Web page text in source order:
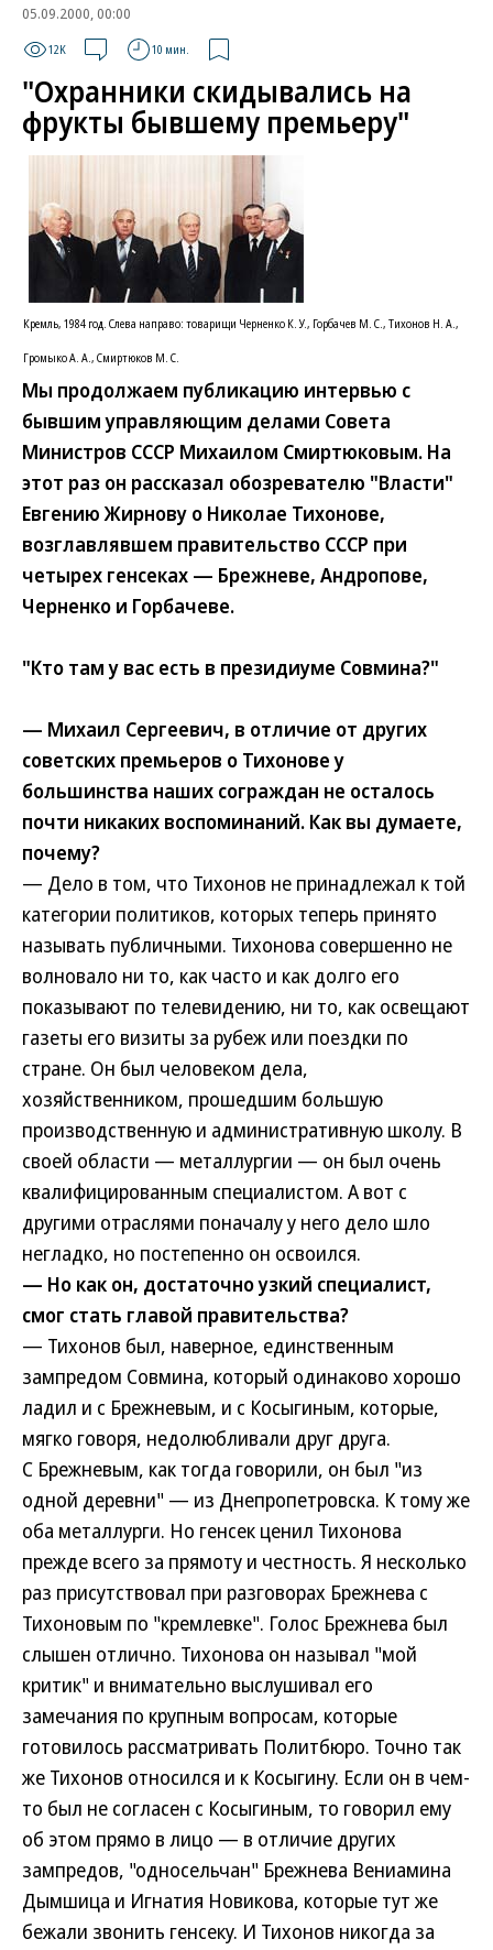
05.09.2000, 00:00
12K 10 мин.
"Охранники скидывались на
фрукты бывшему премьеру"
Кремль, 1984 год. Слева направо: товарищи Черненко К. У., Горбачев М. С., Тихонов Н. А.,
Громыко А. А., Смиртюков М. С.
Мы продолжаем публикацию интервью с
бывшим управляющим делами Совета
Министров СССР Михаилом Смиртюковым. На
этот раз он рассказал обозревателю "Власти"
Евгению Жирнову о Николае Тихонове,
возглавлявшем правительство СССР при
четырех генсеках — Брежневе, Андропове,
Черненко и Горбачеве.
"Кто там у вас есть в президиуме Совмина?"
— Михаил Сергеевич, в отличие от других
советских премьеров о Тихонове у
большинства наших сограждан не осталось
почти никаких воспоминаний. Как вы думаете,
почему?
— Дело в том, что Тихонов не принадлежал к той
категории политиков, которых теперь принято
называть публичными. Тихонова совершенно не
волновало ни то, как часто и как долго его
показывают по телевидению, ни то, как освещают
газеты его визиты за рубеж или поездки по
стране. Он был человеком дела,
хозяйственником, прошедшим большую
производственную и административную школу. В
своей области — металлургии — он был очень
квалифицированным специалистом. А вот с
другими отраслями поначалу у него дело шло
негладко, но постепенно он освоился.
— Но как он, достаточно узкий специалист,
смог стать главой правительства?
— Тихонов был, наверное, единственным
зампредом Совмина, который одинаково хорошо
ладил и с Брежневым, и с Косыгиным, которые,
мягко говоря, недолюбливали друг друга.
С Брежневым, как тогда говорили, он был "из
одной деревни" — из Днепропетровска. К тому же
оба металлурги. Но генсек ценил Тихонова
прежде всего за прямоту и честность. Я несколько
раз присутствовал при разговорах Брежнева с
Тихоновым по "кремлевке". Голос Брежнева был
слышен отлично. Тихонова он называл "мой
критик" и внимательно выслушивал его
замечания по крупным вопросам, которые
готовилось рассматривать Политбюро. Точно так
же Тихонов относился и к Косыгину. Если он в чем-
то был не согласен с Косыгиным, то говорил ему
об этом прямо в лицо — в отличие других
зампредов, "односельчан" Брежнева Вениамина
Дымшица и Игнатия Новикова, которые тут же
бежали звонить генсеку. И Тихонов никогда за